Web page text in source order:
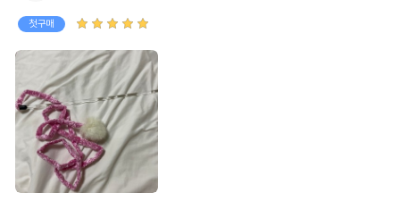
첫구매